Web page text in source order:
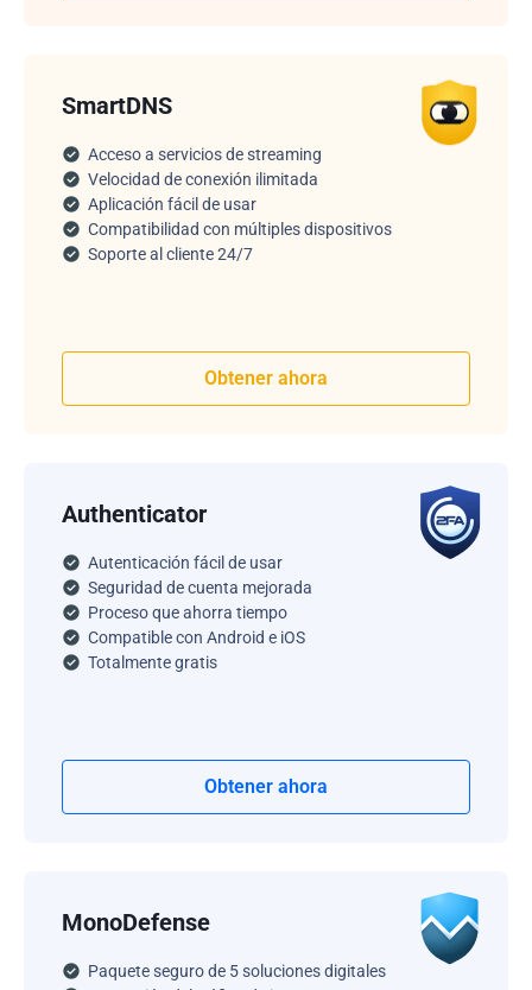
SmartDNS
Acceso a servicios de streaming
Velocidad de conexión ilimitada
Aplicación fácil de usar
Compatibilidad con múltiples dispositivos
Soporte al cliente 24/7
Obtener ahora
Authenticator
Autenticación fácil de usar
Seguridad de cuenta mejorada
Proceso que ahorra tiempo
Compatible con Android e iOS
Totalmente gratis
Obtener ahora
MonoDefense
Paquete seguro de 5 soluciones digitales